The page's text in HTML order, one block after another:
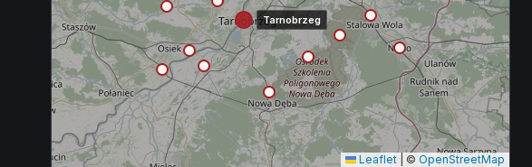
Tarnobrzeg
Leaflet © OpenStreetMap